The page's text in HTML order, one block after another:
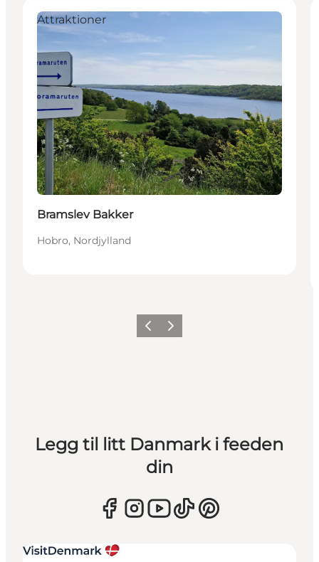
Attraktioner
Bramslev Bakker
Hobro, Nordjylland
ForrigeNeste
Legg til litt Danmark i feeden
din